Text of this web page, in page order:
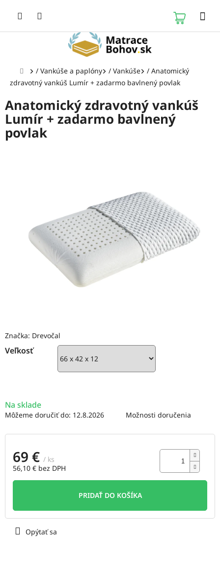
Domov
/ Vankúše a paplóny / Vankúše / Anatomický
zdravotný vankúš Lumír + zadarmo bavlnený povlak
Anatomický zdravotný vankúš
Lumír + zadarmo bavlnený
povlak
Veľkosť
Na sklade
Môžeme doručiť do: 12.8.2026 Možnosti doručenia
69 € / ks
56,10 € bez DPH
Jednotková
PRIDAŤ DO KOŠÍKA
Opýtať sa
Značka: Drevočal